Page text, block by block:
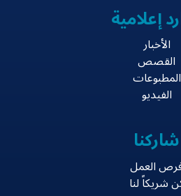
إعلامية
الأخبار
القصص
المطبوعات
الفيديو
شاركنا
العمل
شريكاً لنا